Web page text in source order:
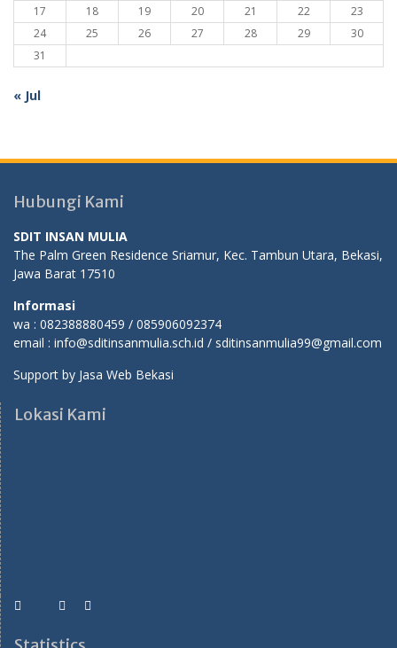
17
18 19 20 21 22
23
24
25 26 27 28 29
30
31
« Jul
Hubungi Kami
SDIT INSAN MULIA
The Palm Green Residence Sriamur, Kec. Tambun Utara, Bekasi,
Jawa Barat 17510
Informasi
wa : 082388880459 / 085906092374
email : info@sditinsanmulia.sch.id / sditinsanmulia99@gmail.com
Support by Jasa Web Bekasi
Lokasi Kami